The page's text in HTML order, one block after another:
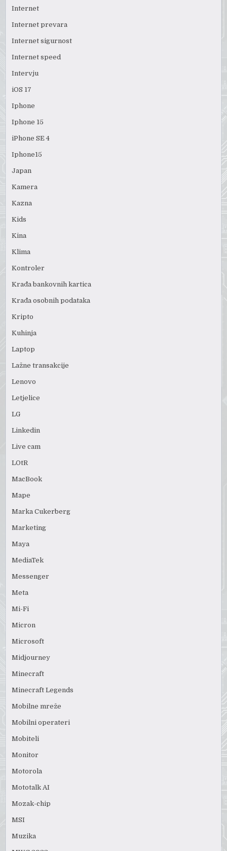
Internet
Internet prevara
Internet sigurnost
Internet speed
Intervju
iOS 17
Iphone
Iphone 15
iPhone SE 4
Iphone15
Japan
Kamera
Kazna
Kids
Kina
Klima
Kontroler
Krađa bankovnih kartica
Krađa osobnih podataka
Kripto
Kuhinja
Laptop
Lažne transakcije
Lenovo
Letjelice
LG
Linkedin
Live cam
LOtR
MacBook
Mape
Marka Cukerberg
Marketing
Maya
MediaTek
Messenger
Meta
Mi-Fi
Micron
Microsoft
Midjourney
Minecraft
Minecraft Legends
Mobilne mreže
Mobilni operateri
Mobiteli
Monitor
Motorola
Mototalk AI
Mozak-chip
MSI
Muzika